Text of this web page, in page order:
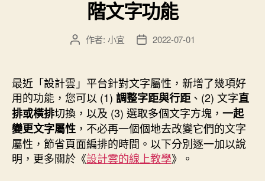
文
字
（Shadow）
效
果”
階文字功能
文
者
作者: 小宜
文
佈
日
期
2022-07-01
最近「設計雲」平台針對文字屬性，新增了幾項好
用的功能，您可以 (1) 調整字距與行距 、(2) 文字直
排或橫排切換，以及 (3) 選取多個文字方塊， 一起
變更文字屬性 ，不必再一個個地去改變它們的文字
屬性，節省頁面編排的時間。以下分別逐一加以說
明，更多關於《設計雲的線上教學》。